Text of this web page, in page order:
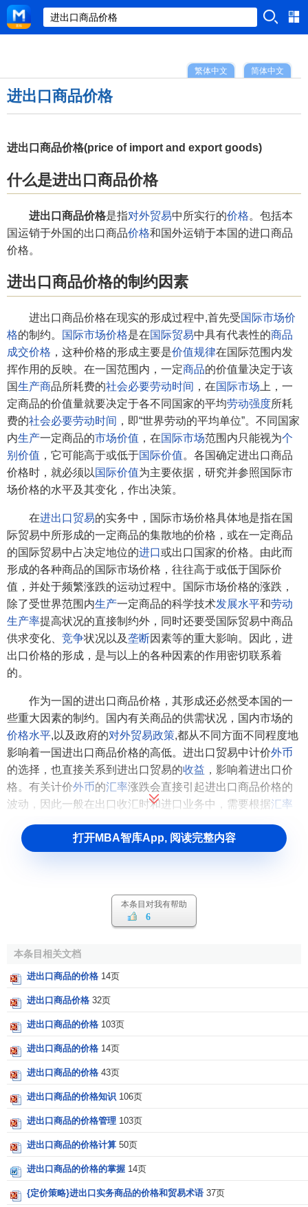
简体中文
繁体中文
进出口商品价格
进出口商品价格(price of import and export goods)
什么是进出口商品价格
进出口商品价格是指对外贸易中所实行的价格。包括本
国运销于外国的出口商品价格和国外运销于本国的进口商品
价格。
进出口商品价格的制约因素
进出口商品价格在现实的形成过程中,首先受国际市场价
格的制约。 国际市场价格是在国际贸易中具有代表性的商品
成交价格 ，这种价格的形成主要是价值规律在国际范围内发
挥作用的反映。在一国范围内，一定商品的价值量决定于该
国生产商品所耗费的社会必要劳动时间 ，在国际市场 上，一
定商品的价值量就要决定于各不同国家的平均劳动强度所耗
费的社会必要劳动时间 ，即“世界劳动的平均单位”。不同国家
内生产一定商品的市场价值 ，在国际市场范围内只能视为个
别价值 ，它可能高于或低于国际价值。各国确定进出口商品
价格时，就必须以 国际价值为主要依据，研究并参照国际市
场价格的水平及其变化，作出决策。
在进出口贸易的实务中，国际市场价格具体地是指在国
际贸易中所形成的一定商品的集散地的价格，或在一定商品
的国际贸易中占决定地位的进口或出口国家的价格。由此而
形成的各种商品的国际市场价格，往往高于或低于国际价
值，并处于频繁涨跌的运动过程中。国际市场价格的涨跌，
除了受世界范围内生产一定商品的科学技术发展水平和劳动
生产率提高状况的直接制约外，同时还要受国际贸易中商品
供求变化、 竞争状况以及垄断因素等的重大影响。因此，进
出口价格的形成，是与以上的各种因素的作用密切联系着
的。
作为一国的进出口商品价格，其形成还必然受本国的一
些重大因素的制约。国内有关商品的供需状况，国内市场的
价格水平,以及政府的对外贸易政策,都从不同方面不同程度地
影响着一国进出口商品价格的高低。进出口贸易中计价外币
的选择，也直接关系到进出口贸易的收益 ，影响着进出口价
格。有关计价外币的汇率涨跌会直接引起进出口商品价格的
波动，因此一般在出口收汇时和进口业务中，需要根据汇率
货币
内的各种影响因素，在不同商品的进出口贸易中也起着不同
程度的制约作用。因此，进出口价格在一般情况下可以与国
取更利于本国的
进出口商品价格的价格种类
根据交货地点不同，进出口商品价格可区分为：
内陆交货价格。即卖方在出口国家的内陆完成交货义
务的价格，包括工厂交货
货义务的价格，包括船边交货
费、成本加保险费 和运费价格等。
目的地交货价格。即在买方国家的
港码头交货、目的地买方指定地点交货价格等。
打开MBA智库App, 阅读完整内容
本条目对我有帮助
6
本条目相关文档
进出口商品的价格 14页
进出口商品价格 32页
进出口商品的价格 103页
进出口商品的价格 14页
进出口商品的价格 43页
进出口商品的价格知识 106页
进出口商品的价格管理 103页
进出口商品的价格计算 50页
进出口商品的价格的掌握 14页
{定价策略}进出口实务商品的价格和贸易术语 37页